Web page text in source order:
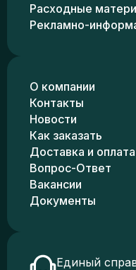
Расходные
Рекламно-
О компании
Контакты
Новости
Как заказать
Доставка и оплата
Вопрос-Ответ
Вакансии
Документы
Единый